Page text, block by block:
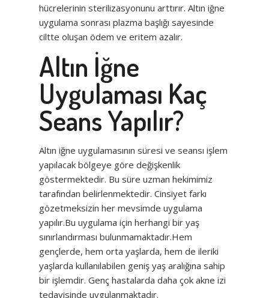
hücrelerinin sterilizasyonunu arttırır. Altın iğne
uygulama sonrası plazma başlığı sayesinde
ciltte oluşan ödem ve eritem azalır.
Altın İğne
Uygulaması Kaç
Seans Yapılır?
Altın iğne uygulamasının süresi ve seansı işlem
yapılacak bölgeye göre değişkenlik
göstermektedir. Bu süre uzman hekimimiz
tarafından belirlenmektedir. Cinsiyet farkı
gözetmeksizin her mevsimde uygulama
yapılır.Bu uygulama için herhangi bir yaş
sınırlandırması bulunmamaktadır.Hem
gençlerde, hem orta yaşlarda, hem de ileriki
yaşlarda kullanılabilen geniş yaş aralığına sahip
bir işlemdir. Genç hastalarda daha çok akne izi
tedavisinde uygulanmaktadır.